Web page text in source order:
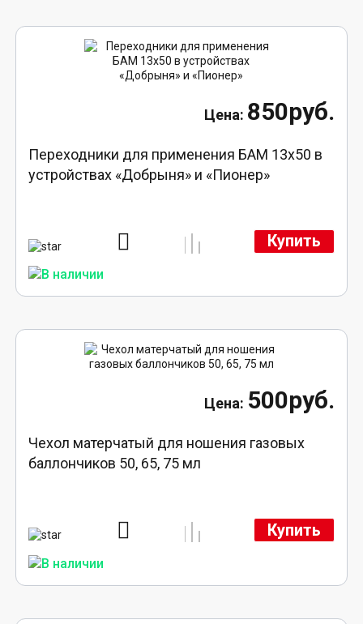
850руб.
Переходники для применения БАМ 13x50 в
устройствах «Добрыня» и «Пионер»
Купить
500руб.
Чехол матерчатый для ношения газовых
баллончиков 50, 65, 75 мл
Купить